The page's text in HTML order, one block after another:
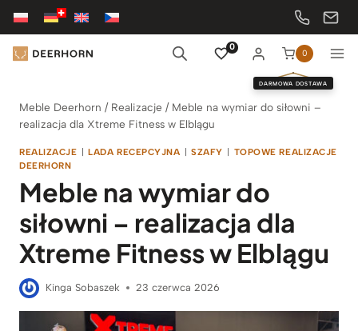
Przejdź
treści
0
0
DARMOWA DOSTAWA
Meble Deerhorn / Realizacje / Meble na wymiar do siłowni –
realizacja dla Xtreme Fitness w Elblągu
REALIZACJE | LADA RECEPCYJNA | SZAFY | TOPOWE REALIZACJE
DEERHORN
Meble na wymiar do
siłowni – realizacja dla
Xtreme Fitness w Elblągu
Kinga Sobaszek 23 czerwca 2026